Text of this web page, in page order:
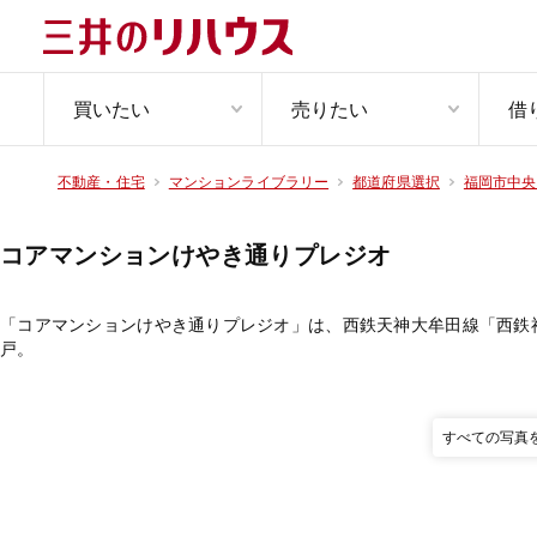
買いたい 売りたい 借
不動産・住宅 マンションライブラリー 都道府県選択 福岡市中
コアマンションけやき通りプレジオ
「コアマンションけやき通りプレジオ」は、西鉄天神大牟田線「
戸。
すべての写真